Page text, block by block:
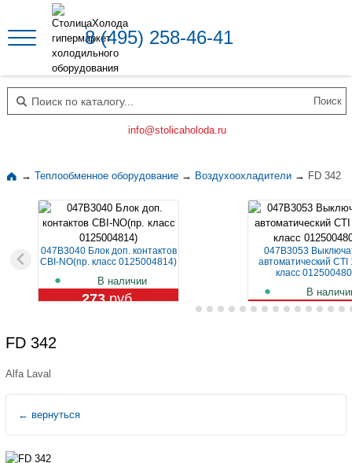
8 (495) 258-46-41
Поиск по каталогу
info@stolicaholoda.ru
→ Теплообменное оборудование → Воздухоохладители → FD 342
047B3040 Блок доп. контактов
CBI-NO(пр. класс 0125004814)
В наличии
273руб.
047B3053
автоматический CTI
класс
В
1 129 руб.
FD 342
Alfa Laval
← вернуться